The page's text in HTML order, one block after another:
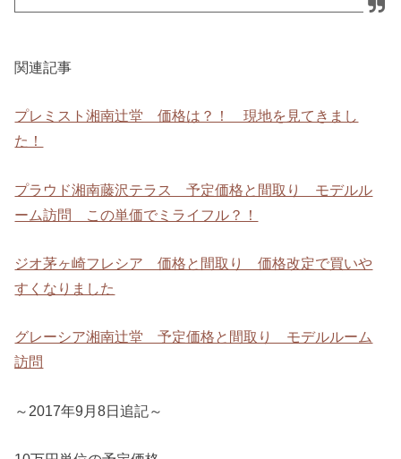
関連記事
プレミスト湘南辻堂 価格は？！ 現地を見てきまし
た！
プラウド湘南藤沢テラス 予定価格と間取り モデルル
ーム訪問 この単価でミライフル？！
ジオ茅ヶ崎フレシア 価格と間取り 価格改定で買いや
すくなりました
グレーシア湘南辻堂 予定価格と間取り モデルルーム
訪問
～2017年9月8日追記～